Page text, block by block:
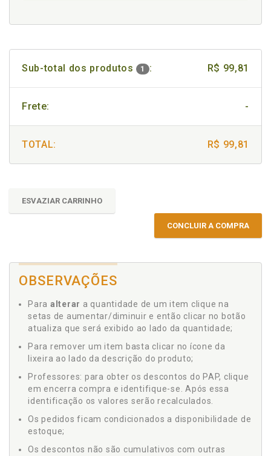
Sub-total dos produtos 1 : R$ 99,81
Frete: -
TOTAL: R$ 99,81
ESVAZIAR CARRINHO
CONCLUIR A COMPRA
OBSERVAÇÕES
Para alterar a quantidade de um item clique na
setas de aumentar/diminuir e então clicar no botão
atualiza que será exibido ao lado da quantidade;
Para remover um item basta clicar no ícone da
lixeira ao lado da descrição do produto;
Professores: para obter os descontos do PAP, clique
em encerra compra e identifique-se. Após essa
identificação os valores serão recalculados.
Os pedidos ficam condicionados a disponibilidade de
estoque;
Os descontos não são cumulativos com outras